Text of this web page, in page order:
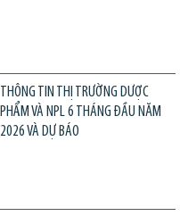
THÔNG TIN THỊ TRƯỜNG DƯỢC
PHẨM VÀ NPL 6 THÁNG ĐẦU NĂM
2026 VÀ DỰ BÁO